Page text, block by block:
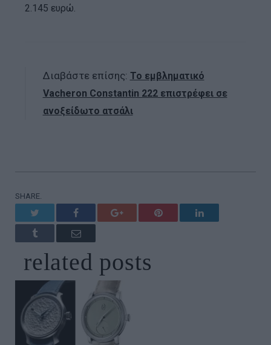
2.145 ευρώ.
Διαβάστε επίσης: Το εμβληματικό
Vacheron Constantin 222 επιστρέφει σε
ανοξείδωτο ατσάλι
SHARE.
Facebook Google+ Pinterest LinkedIn
Tumblr Email
related posts